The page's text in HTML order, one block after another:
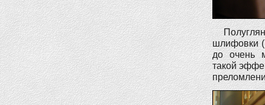
шлифовки
до очень
такой